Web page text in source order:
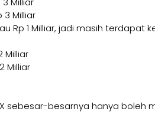
3 Milliar
Rp 1 Milliar, jadi masih terdapat
Milliar
Milliar
sebesar-besarnya hanya boleh